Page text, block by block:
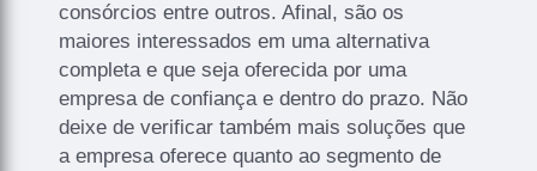
consórcios entre outros. Afinal, são os
maiores interessados em uma alternativa
completa e que seja oferecida por uma
empresa de confiança e dentro do prazo. Não
deixe de verificar também mais soluções que
a empresa oferece quanto ao segmento de